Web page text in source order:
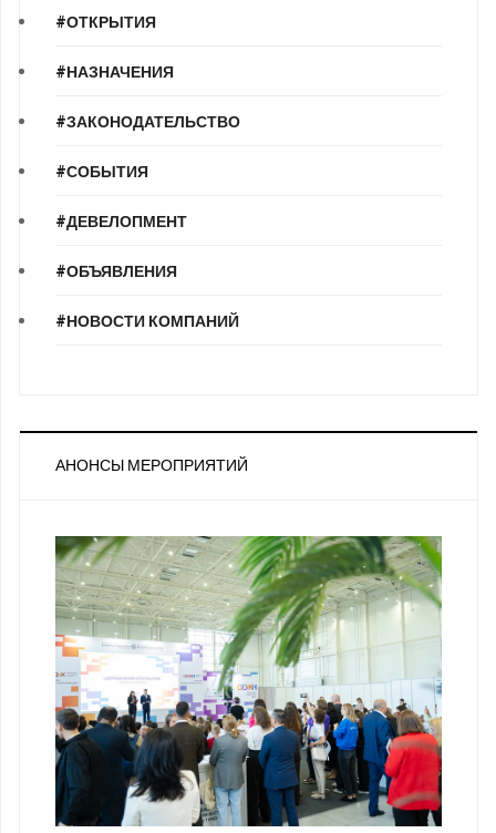
#ОТКРЫТИЯ
#НАЗНАЧЕНИЯ
#ЗАКОНОДАТЕЛЬСТВО
#СОБЫТИЯ
#ДЕВЕЛОПМЕНТ
#ОБЪЯВЛЕНИЯ
#НОВОСТИ КОМПАНИЙ
АНОНСЫ МЕРОПРИЯТИЙ